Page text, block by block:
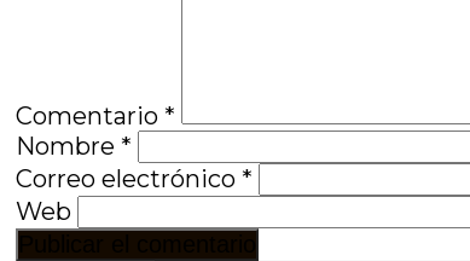
Comentario *
Nombre *
Correo electrónico *
Web